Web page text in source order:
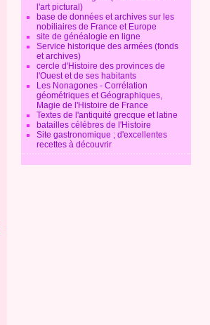
l'art pictural)
base de données et archives sur les
nobiliaires de France et Europe
site de généalogie en ligne
Service historique des armées (fonds
et archives)
cercle d'Histoire des provinces de
l'Ouest et de ses habitants
Les Nonagones - Corrélation
géométriques et Géographiques,
Magie de l'Histoire de France
Textes de l'antiquité grecque et latine
batailles célébres de l'Histoire
Site gastronomique ; d'excellentes
recettes à découvrir